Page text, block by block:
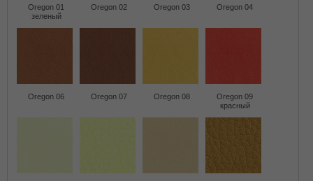
Oregon 01
зеленый
Oregon 02 Oregon 03 Oregon 04
Oregon 06 Oregon 07 Oregon 08
Oregon 09
красный